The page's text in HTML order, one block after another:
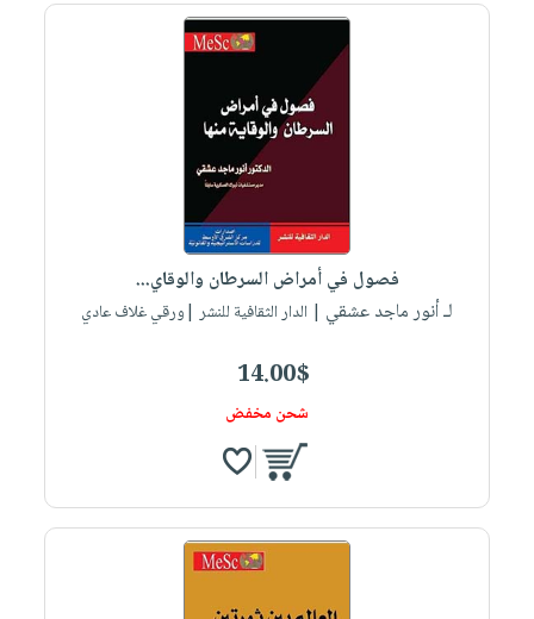
فصول في أمراض السرطان والوقاي...
لـ أنور ماجد عشقي | الدار الثقافية للنشر |ورقي غلاف عادي
14.00$
شحن مخفض